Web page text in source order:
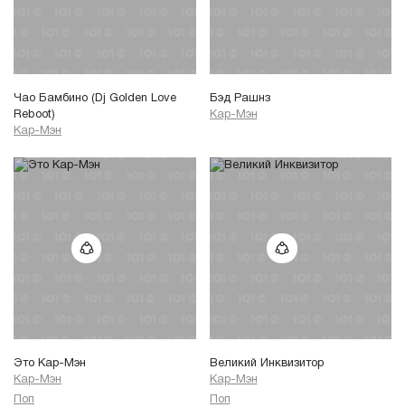
Чао Бамбино (Dj Golden Love
Reboot)
Кар-Мэн
Бэд Рашнз
Кар-Мэн
Это Кар-Мэн
Кар-Мэн
Поп
Великий Инквизитор
Кар-Мэн
Поп